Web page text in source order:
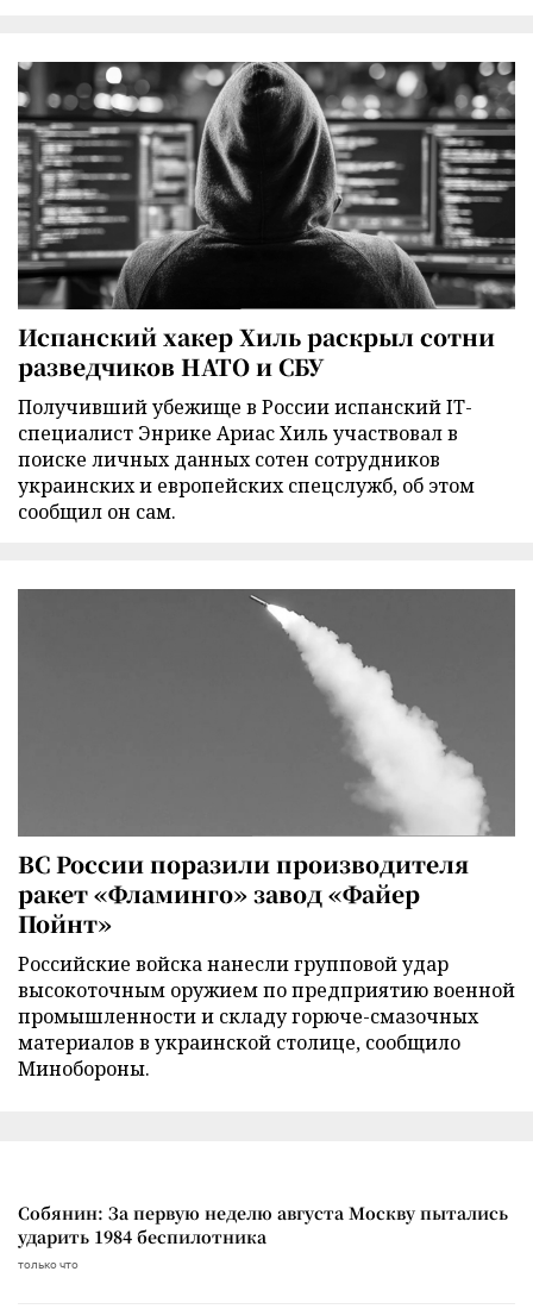
Испанский хакер Хиль раскрыл сотни
разведчиков НАТО и СБУ
Получивший убежище в России испанский IT-
специалист Энрике Ариас Хиль участвовал в
поиске личных данных сотен сотрудников
украинских и европейских спецслужб, об этом
сообщил он сам.
ВС России поразили производителя
ракет «Фламинго» завод «Файер
Пойнт»
Российские войска нанесли групповой удар
высокоточным оружием по предприятию военной
промышленности и складу горюче-смазочных
материалов в украинской столице, сообщило
Минобороны.
Собянин: За первую неделю августа Москву пытались
ударить 1984 беспилотника
только что